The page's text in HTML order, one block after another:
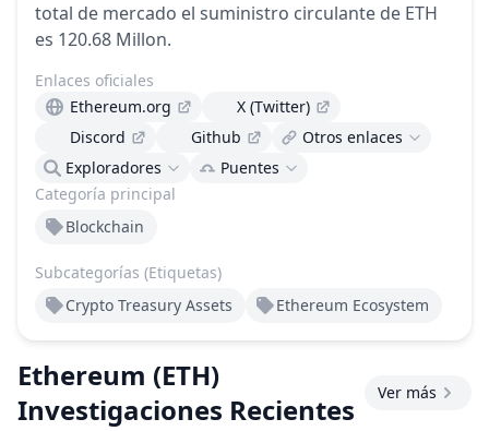
total de mercado el suministro circulante de ETH
es 120.68 Millon.
Categoría principal
Blockchain
Subcategorías (Etiquetas)
Crypto Treasury Assets
Ethereum Ecosystem
Enlaces oficiales
Ethereum.org
X (Twitter)
Discord
Github
Otros enlaces
Exploradores
Puentes
Ethereum (ETH)
Investigaciones Recientes
Ver más
Product